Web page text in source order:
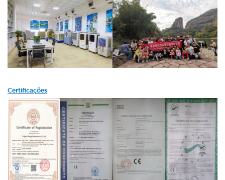
Certificações